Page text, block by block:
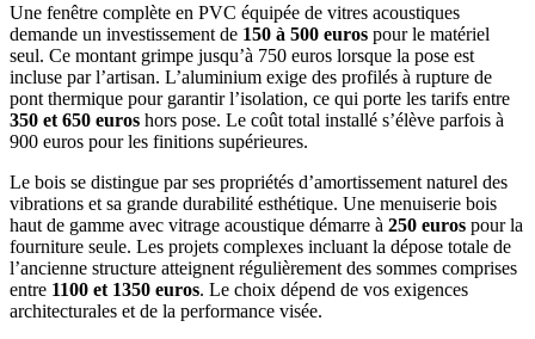
Une fenêtre complète en PVC équipée de vitres acoustiques
demande un investissement de 150 à 500 euros pour le matériel
seul. Ce montant grimpe jusqu’à 750 euros lorsque la pose est
incluse par l’artisan. L’aluminium exige des profilés à rupture de
pont thermique pour garantir l’isolation, ce qui porte les tarifs entre
350 et 650 euros hors pose. Le coût total installé s’élève parfois à
900 euros pour les finitions supérieures.
Le bois se distingue par ses propriétés d’amortissement naturel des
vibrations et sa grande durabilité esthétique. Une menuiserie bois
haut de gamme avec vitrage acoustique démarre à 250 euros pour la
fourniture seule. Les projets complexes incluant la dépose totale de
l’ancienne structure atteignent régulièrement des sommes comprises
entre 1100 et 1350 euros. Le choix dépend de vos exigences
architecturales et de la performance visée.